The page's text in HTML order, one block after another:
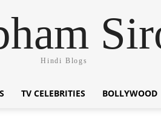
Hindi Blogs
TV CELEBRITIES BOLLYWOOD